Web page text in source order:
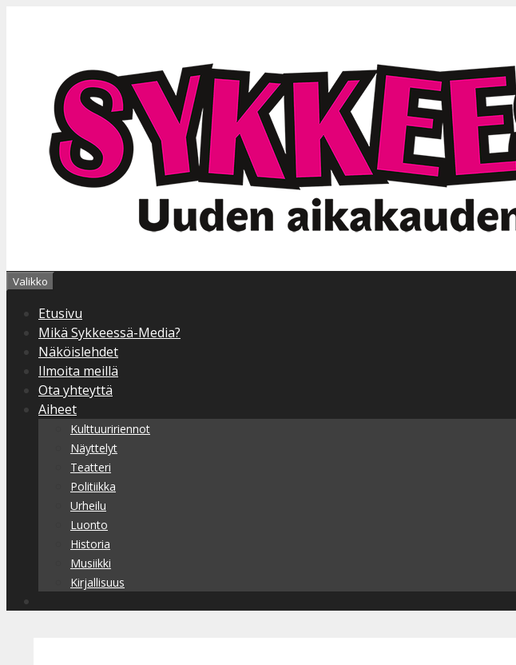
Valikko
Etusivu
Mikä Sykkeessä-Media?
Näköislehdet
Ilmoita meillä
Ota yhteyttä
Aiheet
Kulttuuririennot
Näyttelyt
Teatteri
Politiikka
Urheilu
Luonto
Historia
Musiikki
Kirjallisuus